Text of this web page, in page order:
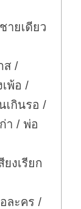
ายเดียว
ส /
พ้อ /
เกินรอ /
า / พ่อ
งเรียก
ละคร /